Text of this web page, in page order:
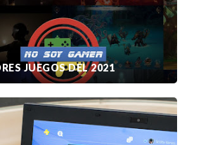
JUEGOS DEL 2021